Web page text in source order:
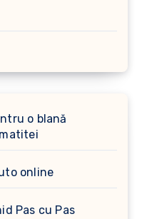
o blană
online
Pas cu Pas